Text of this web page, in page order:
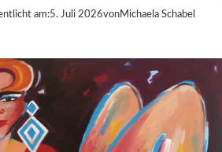
am:5. Juli 2026vonMichaela Schabel